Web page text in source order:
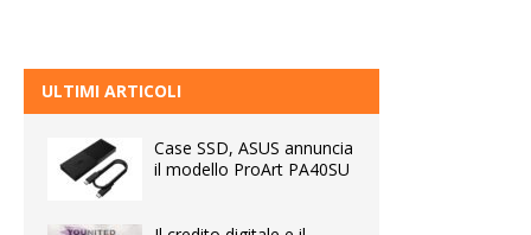
ULTIMI ARTICOLI
Case SSD, ASUS annuncia
il modello ProArt PA40SU